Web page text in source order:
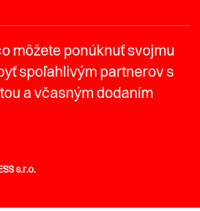
môžete ponúknuť svojmu
spoľahlivým partnerov s
a včasným dodaním
s.r.o.